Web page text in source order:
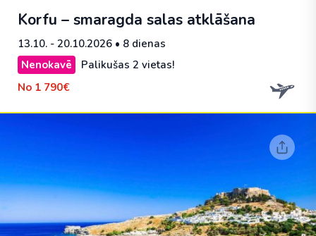
Korfu – smaragda salas atklāšana
13.10. - 20.10.2026 • 8 dienas
Nenokavē
Palikušas 2 vietas!
No 1 790€